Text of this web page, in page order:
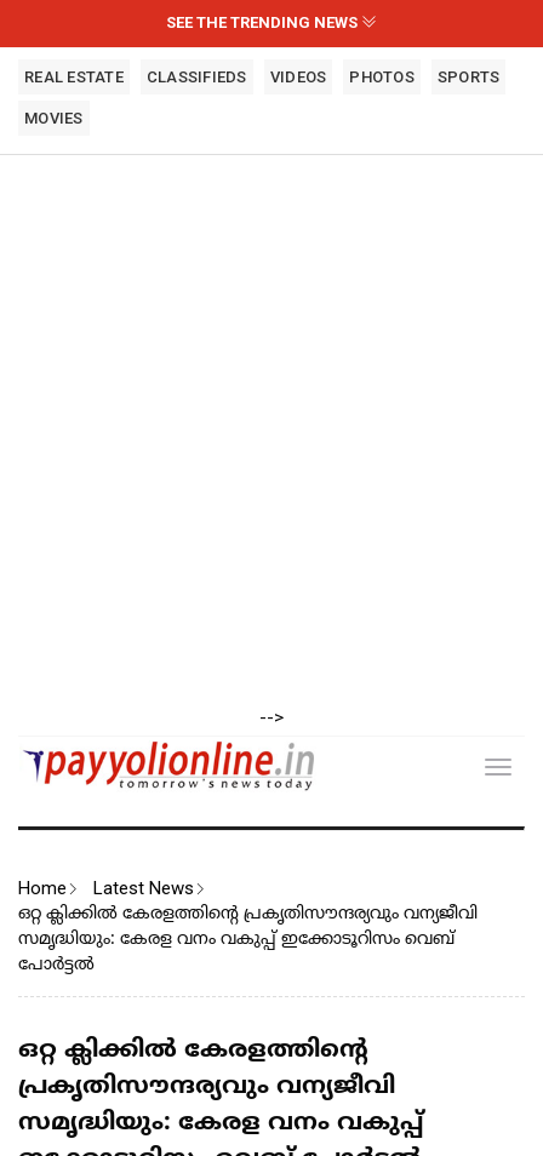
SEE THE TRENDING NEWS
REAL ESTATE CLASSIFIEDS VIDEOS PHOTOS SPORTS
MOVIES
-->
Home Latest News
ഒറ്റ ക്ലിക്കിൽ കേരളത്തിന്റെ പ്രകൃതിസൗന്ദര്യവും വന്യജീവി
സമൃദ്ധിയും: കേരള വനം വകുപ്പ് ഇക്കോടൂറിസം വെബ്
പോർട്ടൽ
ഒറ്റ ക്ലിക്കിൽ കേരളത്തിന്റെ
പ്രകൃതിസൗന്ദര്യവും വന്യജീവി
സമൃദ്ധിയും: കേരള വനം വകുപ്പ്